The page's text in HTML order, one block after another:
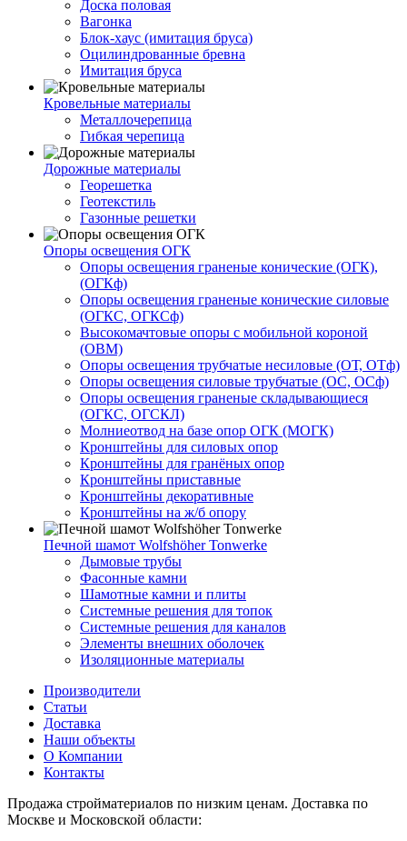
Доска половая
Вагонка
Блок-хаус (имитация бруса)
Оцилиндрованные бревна
Имитация бруса
Кровельные материалы
Металлочерепица
Гибкая черепица
Дорожные материалы
Георешетка
Геотекстиль
Газонные решетки
Опоры освещения ОГК
Опоры освещения граненые конические (ОГК),
(ОГКф)
Опоры освещения граненые конические силовые
(ОГКС, ОГКСф)
Высокомачтовые опоры с мобильной короной
(ОВМ)
Опоры освещения трубчатые несиловые (ОТ, ОТф)
Опоры освещения силовые трубчатые (ОС, ОСф)
Опоры освещения граненые складывающиеся
(ОГКС, ОГСКЛ)
Молниеотвод на базе опор ОГК (МОГК)
Кронштейны для силовых опор
Кронштейны для гранёных опор
Кронштейны приставные
Кронштейны декоративные
Кронштейны на ж/б опору
Печной шамот Wolfshöher Tonwerke
Дымовые трубы
Фасонные камни
Шамотные камни и плиты
Системные решения для топок
Системные решения для каналов
Элементы внешних оболочек
Изоляционные материалы
Производители
Статьи
Доставка
Наши объекты
О Компании
Контакты
Продажа стройматериалов по низким ценам. Доставка по
Москве и Московской области: